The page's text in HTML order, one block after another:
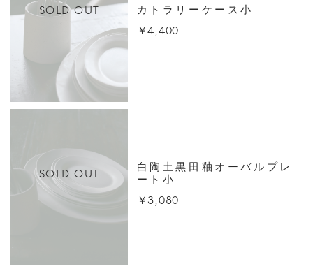
SOLD OUT カトラリーケース小
￥4,400
SOLD OUT
白陶土黒田釉オーバルプレ
ート小
￥3,080